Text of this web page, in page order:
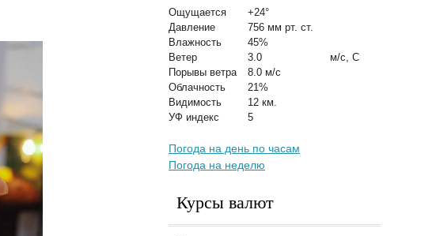
Ощущается
+24°
Давление
756 мм рт. ст.
Влажность
45%
Ветер
3.0
м/с, С
Порывы ветра
8.0 м/с
Облачность
21%
Видимость
12 км.
УФ индекс
5
Погода на день по часам
Погода на неделю
Курсы валют